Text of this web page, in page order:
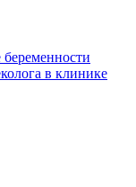
в клинике